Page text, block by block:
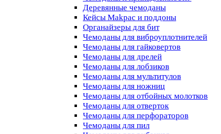
Деревянные чемоданы
Кейсы Makpac и поддоны
Органайзеры для бит
Чемоданы для виброуплотнителей
Чемоданы для гайковертов
Чемоданы для дрелей
Чемоданы для лобзиков
Чемоданы для мультитулов
Чемоданы для ножниц
Чемоданы для отбойных молотков
Чемоданы для отверток
Чемоданы для перфораторов
Чемоданы для пил